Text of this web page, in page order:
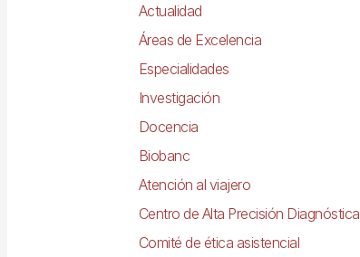
Actualidad
Áreas de Excelencia
Especialidades
Investigación
Docencia
Biobanc
Atención al viajero
Centro de Alta Precisión Diagnóstica
Comité de ética asistencial